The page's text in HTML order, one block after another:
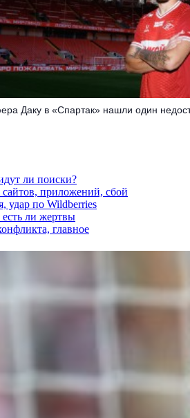
Даку в «Спартак» нашли один
ли поиски?
сайтов, приложений, сбой
удар по Wildberries
ли жертвы
главное